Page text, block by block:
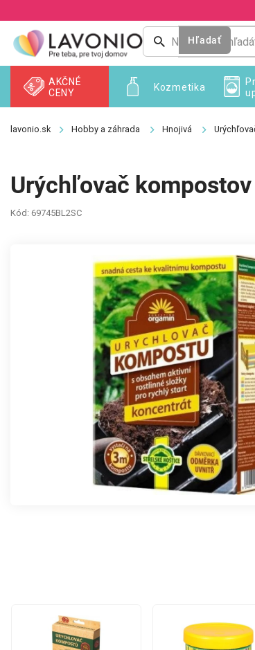
na
obsah
Hľadať
Kozmetika
AKČNÉ
CENY
Hobby a záhrada Hnojivá
Urýchľovač
Kód: 69745BL2SC